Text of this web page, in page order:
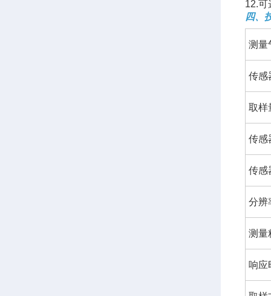
12.可
四、
测量
传感
取样
传感
传感
分辨
测量
响应